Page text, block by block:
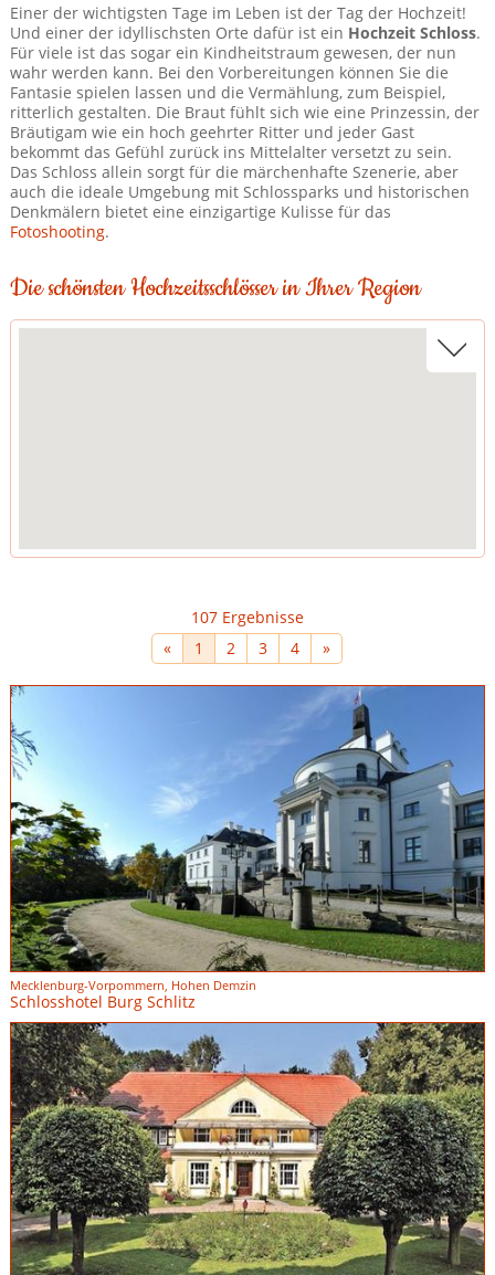
Einer der wichtigsten Tage im Leben ist der Tag der Hochzeit!
Und einer der idyllischsten Orte dafür ist ein Hochzeit Schloss.
Für viele ist das sogar ein Kindheitstraum gewesen, der nun
wahr werden kann. Bei den Vorbereitungen können Sie die
Fantasie spielen lassen und die Vermählung, zum Beispiel,
ritterlich gestalten. Die Braut fühlt sich wie eine Prinzessin, der
Bräutigam wie ein hoch geehrter Ritter und jeder Gast
bekommt das Gefühl zurück ins Mittelalter versetzt zu sein.
Das Schloss allein sorgt für die märchenhafte Szenerie, aber
auch die ideale Umgebung mit Schlossparks und historischen
Denkmälern bietet eine einzigartige Kulisse für das
Fotoshooting.
Die schönsten Hochzeitsschlösser in Ihrer Region
107 Ergebnisse
«
1 2 3 4 »
Mecklenburg-Vorpommern, Hohen Demzin
Schlosshotel Burg Schlitz